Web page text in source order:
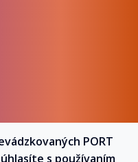
PORT
s používaním